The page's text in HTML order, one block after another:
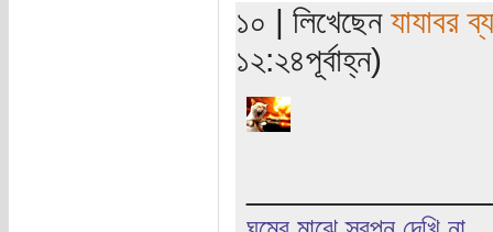
১০ | লিখেছেন যাযাবর
১২:২৪পূর্বাহ্ন)